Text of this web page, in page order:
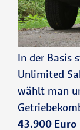
In der Basis
Unlimited
wählt man
43.900 Euro